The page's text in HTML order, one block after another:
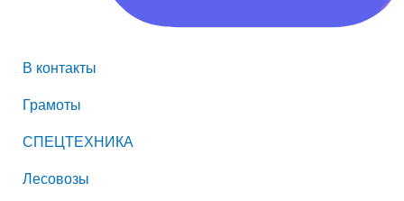
В контакты
Грамоты
СПЕЦТЕХНИКА
Лесовозы